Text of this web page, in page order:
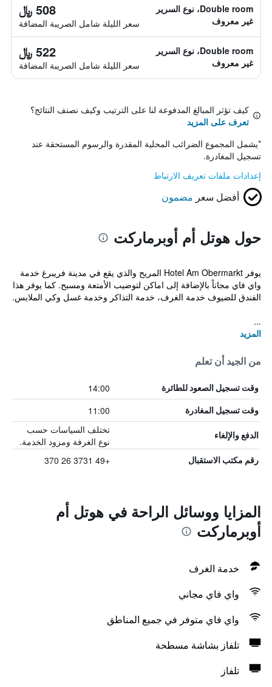
Double room، نوع السرير
غير معروف
508 ﷼
سعر الليلة شامل الصريبة المضافة
Double room، نوع السرير
غير معروف
522 ﷼
سعر الليلة شامل الصريبة المضافة
كيف تؤثر المبالغ المدفوعة لنا على الترتيب وكيف نصنف النتائج؟
تعرف على المزيد
*يشمل المجموع الضرائب المحلية المقدرة والرسوم المستحقة عند
تسجيل المغادرة.
إعدادات ملفات تعريف الارتباط
أفضل سعر مضمون
حول هوتل أم أوبرماركت
يوفر Hotel Am Obermarkt المريح والذي يقع في مدينة فريبرغ خدمة
واي فاي مجاناً بالإضافة إلى اماكن لتوضيب الأمتعة ومسبح. كما يوفر هذا
الفندق للضيوف خدمة الغرف، خدمة التذاكر وخدمة غسل وكي الملابس.
...
المزيد
من الجيد أن تعلم
وقت تسجيل الصعود للطائرة 14:00
وقت تسجيل المغادرة 11:00
الدفع والإلغاء
تختلف السياسات حسب
نوع الغرفة ومزود الخدمة.
رقم مكتب الاستقبال +49 3731 26 370
المزايا ووسائل الراحة في هوتل أم
أوبرماركت
خدمة الغرف
واي فاي مجاني
واي فاي متوفر في جميع المناطق
تلفاز بشاشة مسطحة
تلفاز